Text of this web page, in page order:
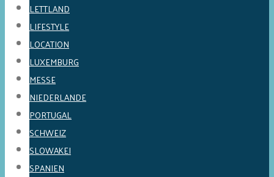
LETTLAND
LIFESTYLE
LOCATION
LUXEMBURG
MESSE
NIEDERLANDE
PORTUGAL
SCHWEIZ
SLOWAKEI
SPANIEN